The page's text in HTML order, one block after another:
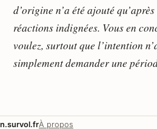
d’origine n’a été ajouté
réactions indignées. Vous en
voulez, surtout que l’intention
simplement demander une
n.survol.frÀ propos